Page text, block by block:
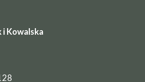
i Kowalska